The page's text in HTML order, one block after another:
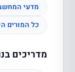
מדעי
כל המורים
מדריכים